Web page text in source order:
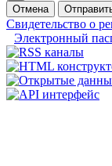
Отмена
Свидетельство о
Электронный